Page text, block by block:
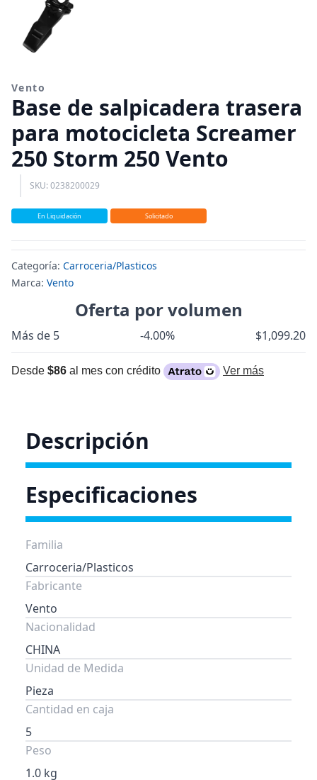
Vento
Base de salpicadera trasera
para motocicleta Screamer
250 Storm 250 Vento
SKU: 0238200029
En Liquidación Solicitado
Categoría: Carroceria/Plasticos
Marca: Vento
Oferta por volumen
Más de 5 -4.00% $1,099.20
Desde $86 al mes con crédito Ver más
Descripción
Especificaciones
Familia
Carroceria/Plasticos
Fabricante
Vento
Nacionalidad
CHINA
Unidad de Medida
Pieza
Cantidad en caja
5
Peso
1.0 kg